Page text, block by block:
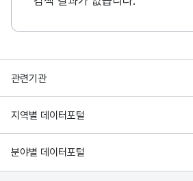
관련기관
행정안전부
한국지능정보사회진흥원
국가정보자원관리원
지역별 데이터포털
서울 열린데이터광장
경기데이터드림
분야별 데이터포털
기상자료개방포털
국토교통부 공간정보오픈플랫폼